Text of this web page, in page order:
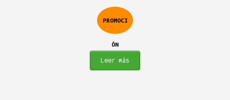
PROMOCI
ÓN
Leer más